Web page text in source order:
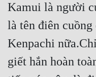
Tu Chân
Tu Tiên
Tội Phạm
Kamui là người
là tên điên
Kenpachi
giết hắn hoàn